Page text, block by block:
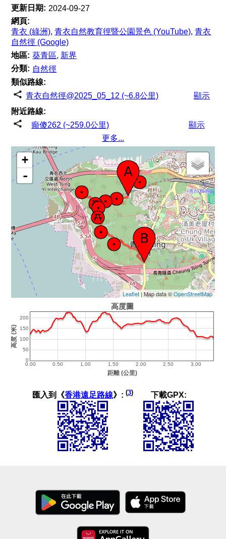
更新日期: 2024-09-27
網頁:
青衣 (綠洲),青衣自然教育徑暨公園景色 (YouTube),青衣
自然徑 (Google)
地區: 葵青區, 新界
分類: 自然徑
類似路線:
青衣自然徑@2025_05_12 (~6.8公里)
顯示
附近路線:
癲傻262 (~259.0公里)
顯示
更多...
+
-
Leaflet| Map data ©OpenStreetMap
匯入到《香港遠足路線》: (3) 下載GPX: